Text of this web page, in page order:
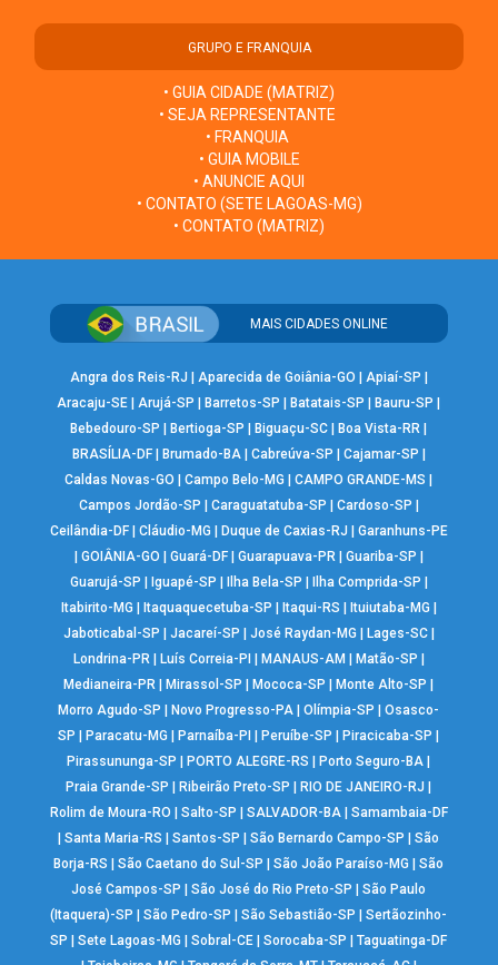
GRUPO E FRANQUIA
• GUIA CIDADE (MATRIZ)
• SEJA REPRESENTANTE
• FRANQUIA
• GUIA MOBILE
• ANUNCIE AQUI
• CONTATO (SETE LAGOAS-MG)
• CONTATO (MATRIZ)
MAIS CIDADES ONLINE
Angra dos Reis-RJ Aparecida de Goiânia-GO Apiaí-SP
Aracaju-SE |Arujá-SP Barretos-SP Batatais-SP Bauru-SP
Bebedouro-SP
Bertioga-SP Biguaçu-SC Boa Vista-RR
BRASÍLIA-DF| Brumado-BA| Cabreúva-SP Cajamar-SP
Caldas Novas-GO
|Campo Belo-MG |CAMPO GRANDE-MS
Campos Jordão-SP
Caraguatatuba-SP Cardoso-SP
Ceilândia-DF| Cláudio-MG Duque de Caxias-RJ
Garanhuns-PE
GOIÂNIA-GO Guará-DF| Guarapuava-PR| Guariba-SP
Guarujá-SP
Iguapé-SP Ilha Bela-SP Ilha Comprida-SP
Itabirito-MG
Itaquaquecetuba-SP Itaqui-RS Ituiutaba-MG
Jaboticabal-SP
Jacareí-SP José Raydan-MG Lages-SC|
Londrina-PR| Luís Correia-PI MANAUS-AM Matão-SP
Medianeira-PR
Mirassol-SP Mococa-SP Monte Alto-SP
Morro Agudo-SP
Novo Progresso-PA |Olímpia-SP |Osasco-
SP
Paracatu-MG Parnaíba-PI Peruíbe-SP Piracicaba-SP
Pirassununga-SP
PORTO ALEGRE-RS Porto Seguro-BA
Praia Grande-SP
Ribeirão Preto-SP RIO DE JANEIRO-RJ
Rolim de Moura-RO
Salto-SP SALVADOR-BA| Samambaia-DF
|Santa Maria-RS |Santos-SP |São Bernardo Campo-SP |São
Borja-RS
|São Caetano do Sul-SP |São João Paraíso-MG |São
José Campos-SP
|São José do Rio Preto-SP |São Paulo
(Itaquera)-SP
|São Pedro-SP |São Sebastião-SP |Sertãozinho-
SP
|Sete Lagoas-MG |Sobral-CE |Sorocaba-SP |Taguatinga-DF